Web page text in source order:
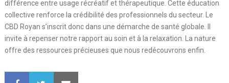
différence entre usage récréatif et thérapeutique. Cette éducation
collective renforce la crédibilité des professionnels du secteur. Le
CBD Royan s’inscrit donc dans une démarche de santé globale. Il
invite à repenser notre rapport au soin et à la relaxation. La nature
offre des ressources précieuses que nous redécouvrons enfin.